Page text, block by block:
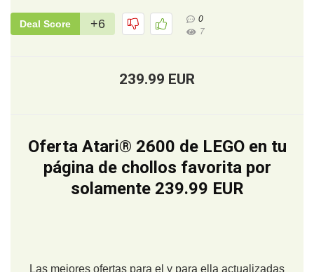
Deal Score +6
0
7
239.99 EUR
Oferta Atari® 2600 de LEGO en tu
página de chollos favorita por
solamente 239.99 EUR
Las mejores ofertas para el y para ella actualizadas